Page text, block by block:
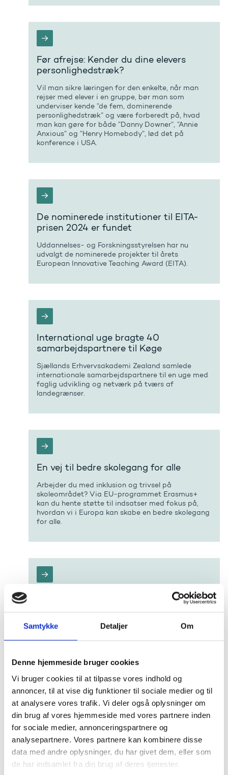
Samtykke Detaljer Om
Denne hjemmeside bruger cookies
Vi bruger cookies til at tilpasse vores indhold og
annoncer, til at vise dig funktioner til sociale medier og til
at analysere vores trafik. Vi deler også oplysninger om
din brug af vores hjemmeside med vores partnere inden
for sociale medier, annonceringspartnere og
analysepartnere. Vores partnere kan kombinere disse
data med andre oplysninger, du har givet dem, eller som
de har indsamlet fra din brug af deres tjenester.
Før afrejse: Kender du dine elevers
personlighedstræk?
Vil man sikre læringen for den enkelte, når man
rejser med elever i en gruppe, bør man som
underviser kende ”de fem, dominerende
personlighedstræk” og være forberedt på, hvad
man kan gøre for både ”Danny Downer”, ”Annie
Anxious” og ”Henry Homebody”, lød det på
konference i USA.
De nominerede institutioner til EITA-
prisen 2024 er fundet
Uddannelses- og Forskningsstyrelsen har nu
udvalgt de nominerede projekter til årets
European Innovative Teaching Award (EITA).
International uge bragte 40
samarbejdspartnere til Køge
Sjællands Erhvervsakademi Zealand samlede
internationale samarbejdspartnere til en uge med
faglig udvikling og netværk på tværs af
landegrænser.
En vej til bedre skolegang for alle
Arbejder du med inklusion og trivsel på
skoleområdet? Via EU-programmet Erasmus+
kan du hente støtte til indsatser med fokus på,
hvordan vi i Europa kan skabe en bedre skolegang
for alle.
Tidligere i år nåede EU-programmet Erasmus+ en
milepæl med mere end 15 millioner deltagere i
læringsmobilitet siden 1987. Med offentlig adgang
alle interesserede få adgang til faktuel viden om
I fællesskab opbygger vi bedre
uddannelser med dygtigere undervisere